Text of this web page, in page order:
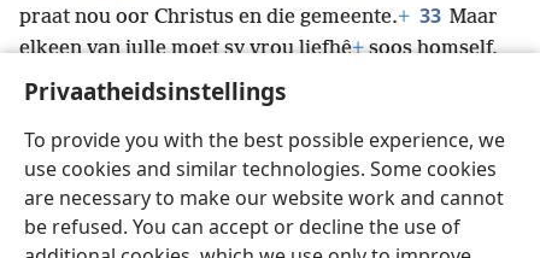
Privaatheidsinstellings
To provide you with the best possible experience, we
use cookies and similar technologies. Some cookies
are necessary to make our website work and cannot
be refused. You can accept or decline the use of
praat nou oor Christus en die gemeente.+ 33 Maar
elkeen van julle moet sy vrou liefhê+soos homself,
en die vrou moet diep respek vir haar man hê.
Afrikaans Deel Voorkeure
Copyright © 2026 Watch Tower Bible and Tract Society of Pennsylvania